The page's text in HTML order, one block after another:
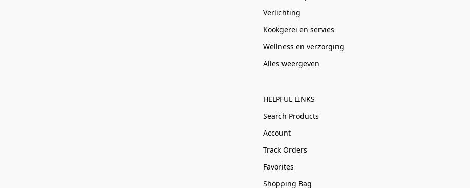
Verlichting
Kookgerei en servies
Wellness en verzorging
Alles weergeven
HELPFUL LINKS
Search Products
Account
Track Orders
Favorites
Shopping Bag